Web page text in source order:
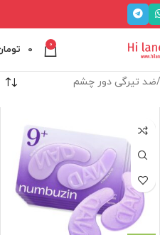
0
0
ضد تیرگی دور چشم